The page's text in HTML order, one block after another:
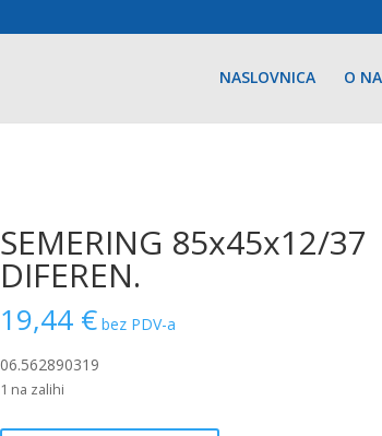
NASLOVNICA O
SEMERING 85x45x12/37
DIFEREN.
19,44 € bez PDV-a
06.562890319
1 na zalihi